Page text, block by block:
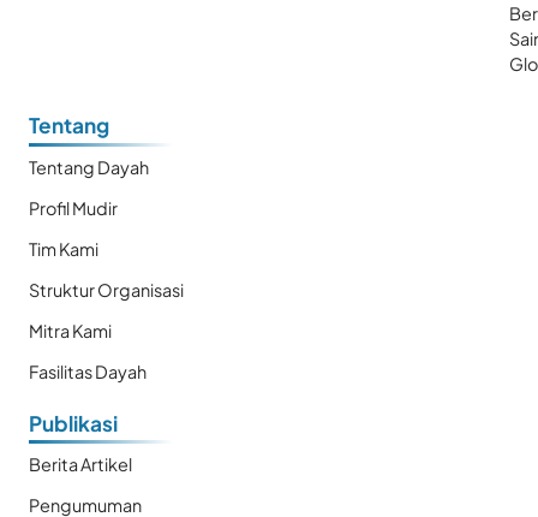
Tentang
Tentang Dayah
Profil Mudir
Tim Kami
Struktur Organisasi
Mitra Kami
Fasilitas Dayah
Publikasi
Berita Artikel
Pengumuman